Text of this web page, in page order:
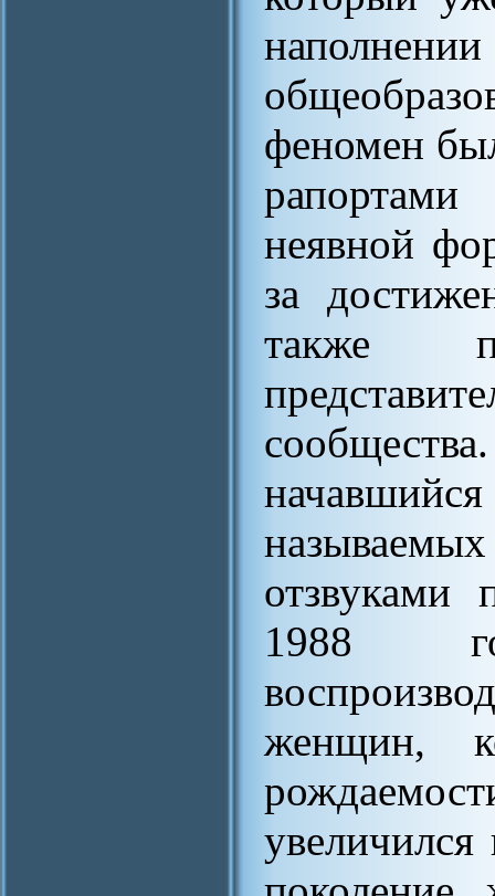
феномен
неявной
за
также
1988
женщин,